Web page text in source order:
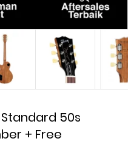
Standard 50s
+ Free